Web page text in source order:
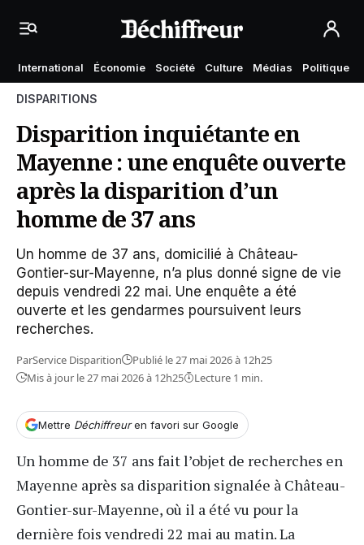
International Économie Société Culture Médias Politique
DISPARITIONS
Disparition inquiétante en
Mayenne : une enquête ouverte
après la disparition d’un
homme de 37 ans
Un homme de 37 ans, domicilié à Château-
Gontier-sur-Mayenne, n’a plus donné signe de vie
depuis vendredi 22 mai. Une enquête a été
ouverte et les gendarmes poursuivent leurs
recherches.
ParService Disparition
Publié le 27 mai 2026 à 12h25
Mis à jour le 27 mai 2026 à 12h25
Lecture 1 min.
Mettre Déchiffreuren favori sur Google
Un homme de 37 ans fait l’objet de recherches en
Mayenne après sa disparition signalée à Château-
Gontier-sur-Mayenne, où il a été vu pour la
dernière fois vendredi 22 mai au matin. La